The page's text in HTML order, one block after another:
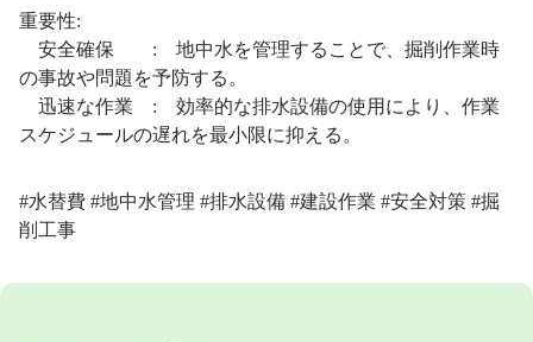
重要性:
安全確保 : 地中水を管理することで、掘削作業時
の事故や問題を予防する。
迅速な作業 : 効率的な排水設備の使用により、作業
スケジュールの遅れを最小限に抑える。
#水替費 #地中水管理 #排水設備 #建設作業 #安全対策 #掘
削工事